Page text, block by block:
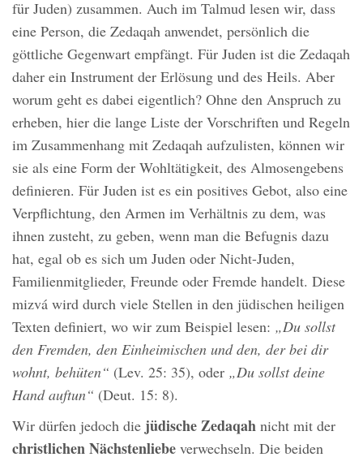
für Juden) zusammen. Auch im Talmud lesen wir, dass
eine Person, die Zedaqah anwendet, persönlich die
göttliche Gegenwart empfängt. Für Juden ist die Zedaqah
daher ein Instrument der Erlösung und des Heils. Aber
worum geht es dabei eigentlich? Ohne den Anspruch zu
erheben, hier die lange Liste der Vorschriften und Regeln
im Zusammenhang mit Zedaqah aufzulisten, können wir
sie als eine Form der Wohltätigkeit, des Almosengebens
definieren. Für Juden ist es ein positives Gebot, also eine
Verpflichtung, den Armen im Verhältnis zu dem, was
ihnen zusteht, zu geben, wenn man die Befugnis dazu
hat, egal ob es sich um Juden oder Nicht-Juden,
Familienmitglieder, Freunde oder Fremde handelt. Diese
mizvá wird durch viele Stellen in den jüdischen heiligen
Texten definiert, wo wir zum Beispiel lesen: „Du sollst
den Fremden, den Einheimischen und den, der bei dir
wohnt, behüten“ (Lev. 25: 35), oder „Du sollst deine
Hand auftun“ (Deut. 15: 8).
Wir dürfen jedoch die jüdische Zedaqah nicht mit der
christlichen Nächstenliebe verwechseln. Die beiden